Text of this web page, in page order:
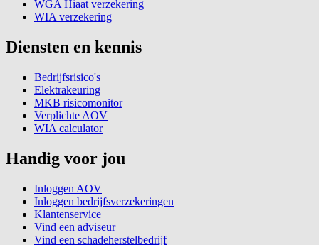
WGA Hiaat verzekering
WIA verzekering
Diensten en kennis
Bedrijfsrisico's
Elektrakeuring
MKB risicomonitor
Verplichte AOV
WIA calculator
Handig voor jou
Inloggen AOV
Inloggen bedrijfsverzekeringen
Klantenservice
Vind een adviseur
Vind een schadeherstelbedrijf